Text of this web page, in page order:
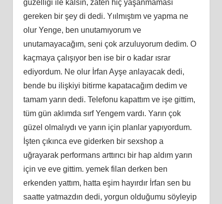
güzelliği ile kalsın, zaten hiç yaşanmaması
gereken bir şey di dedi. Yıılmıştım ve yapma ne
olur Yenge, ben unutamıyorum ve
unutamayacağım, seni çok arzuluyorum dedim. O
kaçmaya çalışıyor ben ise bir o kadar ısrar
ediyordum. Ne olur İrfan Ayşe anlayacak dedi,
bende bu ilişkiyi bitirme kapatacağım dedim ve
tamam yarın dedi. Telefonu kapattım ve işe gittim,
tüm gün aklımda sırf Yengem vardı. Yarın çok
güzel olmalıydı ve yarın için planlar yapıyordum.
İşten çıkınca eve giderken bir sexshop a
uğrayarak performans arttırıcı bir hap aldım yarın
için ve eve gittim. yemek filan derken ben
erkenden yattım, hatta eşim hayırdır İrfan sen bu
saatte yatmazdın dedi, yorgun olduğumu söyleyip